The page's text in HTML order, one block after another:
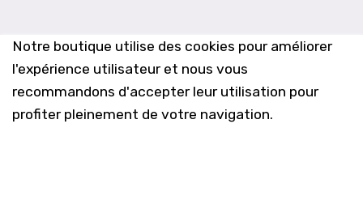
Notre boutique utilise des cookies pour améliorer
l'expérience utilisateur et nous vous
recommandons d'accepter leur utilisation pour
profiter pleinement de votre navigation.